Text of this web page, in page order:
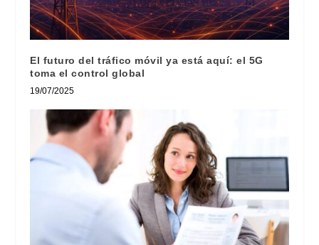
El futuro del tráfico móvil ya está aquí: el 5G
toma el control global
19/07/2025